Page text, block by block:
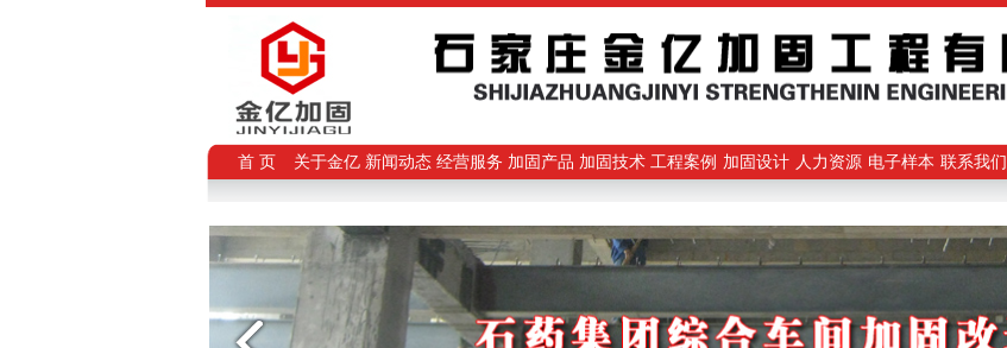
首 页 关于金亿 新闻动态 经营服务 加固产品 加固技术 工程案例 加固设计 人力资源 电子样本 联系我们